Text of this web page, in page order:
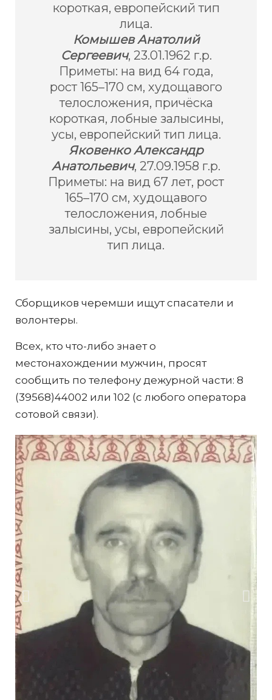
короткая, европейский тип
лица.
Комышев Анатолий
Сергеевич, 23.01.1962 г.р.
Приметы: на вид 64 года,
рост 165–170 см, худощавого
телосложения, причёска
короткая, лобные залысины,
усы, европейский тип лица.
Яковенко Александр
Анатольевич, 27.09.1958 г.р.
Приметы: на вид 67 лет, рост
165–170 см, худощавого
телосложения, лобные
залысины, усы, европейский
тип лица.
Сборщиков черемши ищут спасатели и
волонтеры.
Всех, кто что-либо знает о
местонахождении мужчин, просят
сообщить по телефону дежурной части: 8
(39568)44002 или 102 (с любого оператора
сотовой связи).